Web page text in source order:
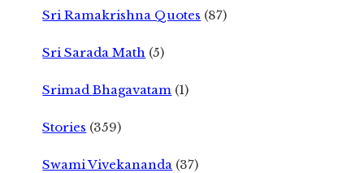
Sri Ramakrishna Quotes (87)
Sri Sarada Math (5)
Srimad Bhagavatam (1)
Stories (359)
Swami Vivekananda (37)